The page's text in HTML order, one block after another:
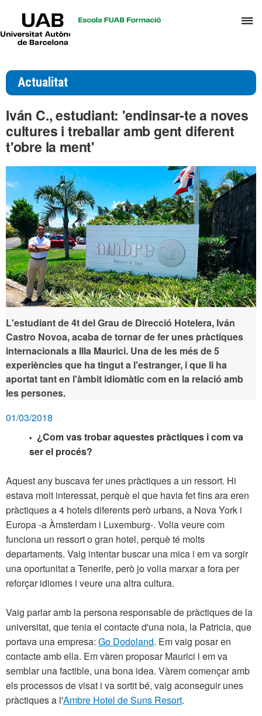
el
Universitat
Actualitat
Iván C., estudiant: 'endinsar-te a noves
cultures i treballar amb gent diferent
t'obre la ment'
L'estudiant de 4t del Grau de Direcció Hotelera, Iván
Castro Novoa, acaba de tornar de fer unes pràctiques
internacionals a Illa Maurici. Una de les més de 5
experiències que ha tingut a l'estranger, i que li ha
aportat tant en l'àmbit idiomàtic com en la relació amb
les persones.
01/03/2018
• ¿Com vas trobar aquestes pràctiques i com va
ser el procés?
Aquest any buscava fer unes pràctiques a un ressort. Hi
estava molt interessat, perquè el que havia fet fins ara eren
pràctiques a 4 hotels diferents però urbans, a Nova York i
Europa -a Àmsterdam i Luxemburg-. Volia veure com
funciona un ressort o gran hotel, perquè té molts
departaments. Vaig intentar buscar una mica i em va sorgir
una oportunitat a Tenerife, però jo volia marxar a fora per
reforçar idiomes i veure una altra cultura.
Vaig parlar amb la persona responsable de pràctiques de la
universitat, que tenia el contacte d'una noia, la Patricia, que
portava una empresa: Go Dodoland. Em vaig posar en
contacte amb ella. Em vàren proposar Maurici i em va
semblar una factible, una bona idea. Vàrem començar amb
els processos de visat i va sortit bé, vaig aconseguir unes
pràctiques a l'Ambre Hotel de Suns Resort.